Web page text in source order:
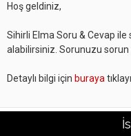
Hoş geldiniz,
Sihirli Elma Soru & Cevap ile
alabilirsiniz. Sorunuzu sorun
Detaylı bilgi için buraya